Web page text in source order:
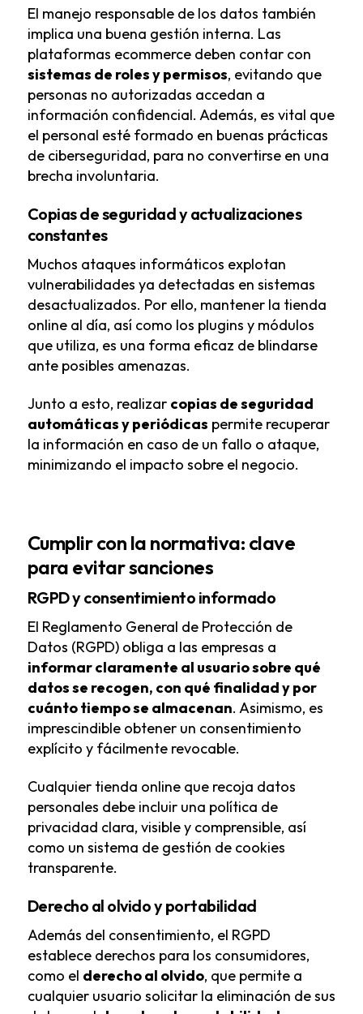
El manejo responsable de los datos también
implica una buena gestión interna. Las
plataformas ecommerce deben contar con
sistemas de roles y permisos, evitando que
personas no autorizadas accedan a
información confidencial. Además, es vital que
el personal esté formado en buenas prácticas
de ciberseguridad, para no convertirse en una
brecha involuntaria.
Copias de seguridad y actualizaciones
constantes
Muchos ataques informáticos explotan
vulnerabilidades ya detectadas en sistemas
desactualizados. Por ello, mantener la tienda
online al día, así como los plugins y módulos
que utiliza, es una forma eficaz de blindarse
ante posibles amenazas.
Junto a esto, realizar copias de seguridad
automáticas y periódicas permite recuperar
la información en caso de un fallo o ataque,
minimizando el impacto sobre el negocio.
Cumplir con la normativa: clave
para evitar sanciones
RGPD y consentimiento informado
El Reglamento General de Protección de
Datos (RGPD) obliga a las empresas a
informar claramente al usuario sobre qué
datos se recogen, con qué finalidad y por
cuánto tiempo se almacenan. Asimismo, es
imprescindible obtener un consentimiento
explícito y fácilmente revocable.
Cualquier tienda online que recoja datos
personales debe incluir una política de
privacidad clara, visible y comprensible, así
como un sistema de gestión de cookies
transparente.
Derecho al olvido y portabilidad
Además del consentimiento, el RGPD
establece derechos para los consumidores,
como el derecho al olvido, que permite a
cualquier usuario solicitar la eliminación de sus